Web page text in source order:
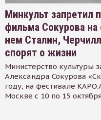
Минкульт запретил
фильма Сокурова
нем Сталин,
спорят о жизни
Министерство культуры
Александра Сокурова
году, на фестивале
Москве с 10 по 15